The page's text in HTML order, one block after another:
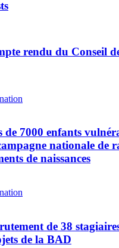
rendu du Conseil
de 7000 enfants
nationale de
de naissances
de 38
de la BAD